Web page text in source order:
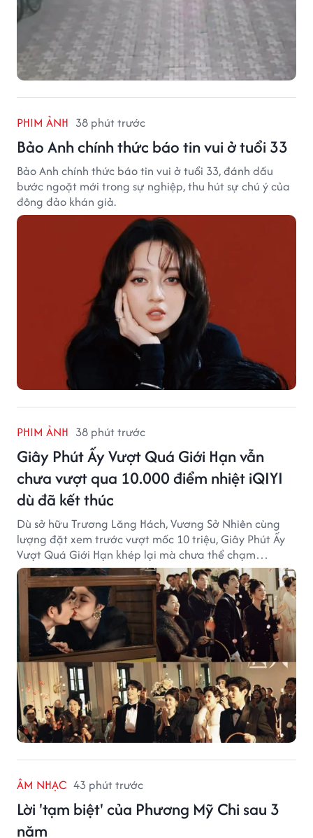
PHIM ẢNH 38 phút trước
Bảo Anh chính thức báo tin vui ở tuổi 33
Bảo Anh chính thức báo tin vui ở tuổi 33, đánh dấu
bước ngoặt mới trong sự nghiệp, thu hút sự chú ý của
đông đảo khán giả.
PHIM ẢNH 38 phút trước
Giây Phút Ấy Vượt Quá Giới Hạn vẫn
chưa vượt qua 10.000 điểm nhiệt iQIYI
dù đã kết thúc
Dù sở hữu Trương Lăng Hách, Vương Sở Nhiên cùng
lượng đặt xem trước vượt mốc 10 triệu, Giây Phút Ấy
Vượt Quá Giới Hạn khép lại mà chưa thể chạm
ngưỡng "bạo khoản" trên cả hai nền tảng phát sóng.
ÂM NHẠC 43 phút trước
Lời 'tạm biệt' của Phương Mỹ Chi sau 3
năm